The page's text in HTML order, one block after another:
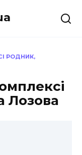
РОДНИК,
Лозова